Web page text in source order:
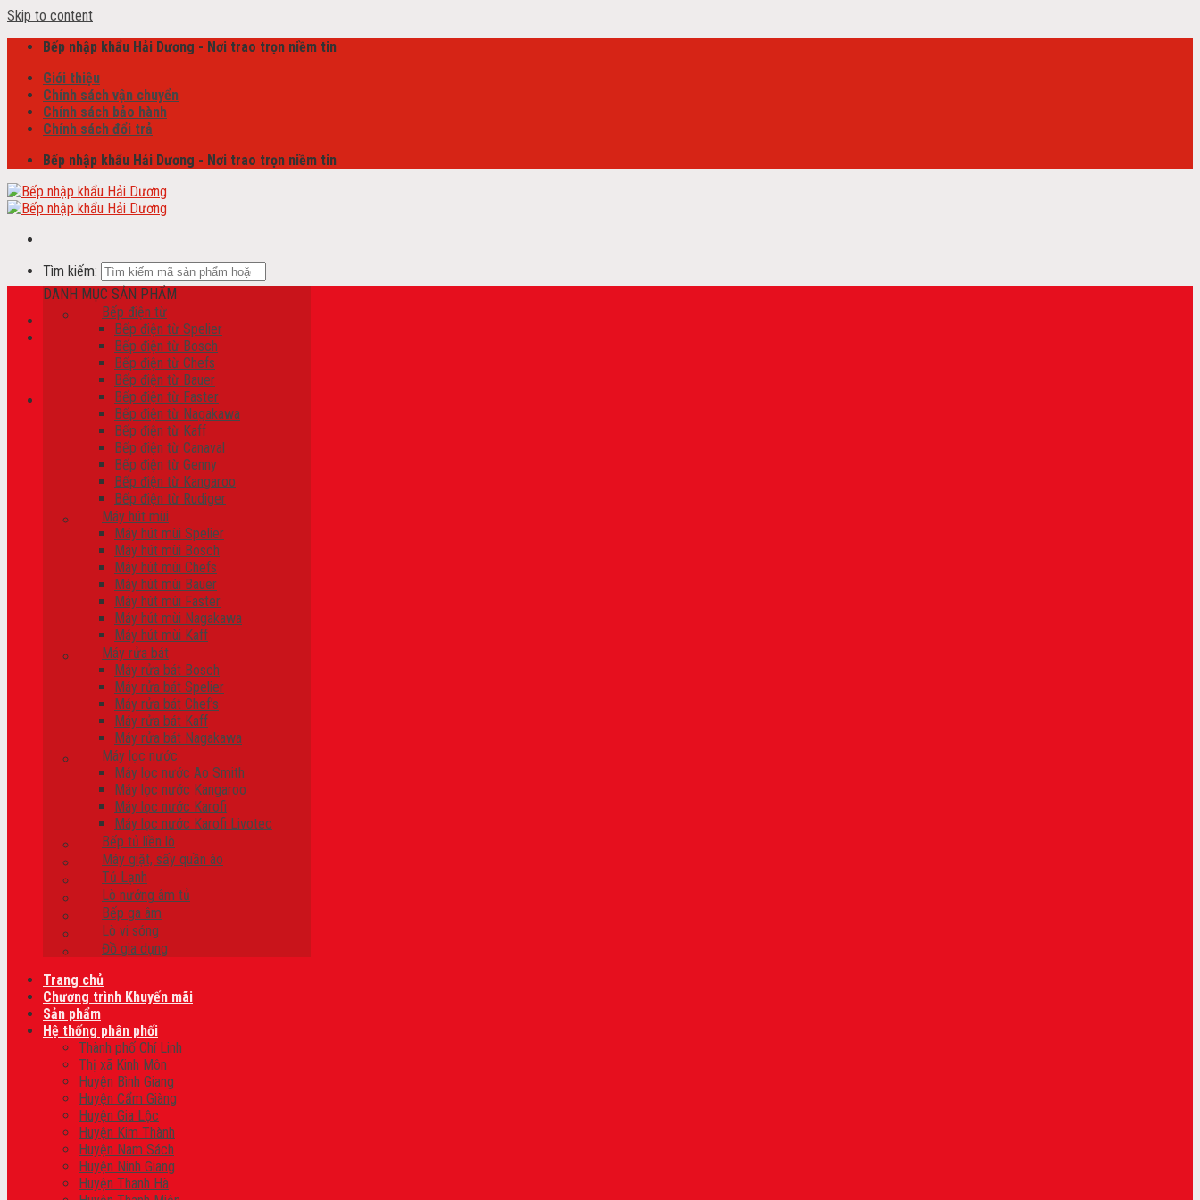
Skip to content
Bếp nhập khẩu Hải Dương - Nơi trao trọn niềm tin
Giới thiệu
Chính sách vận chuyển
Chính sách bảo hành
Chính sách đổi trả
Bếp nhập khẩu Hải Dương - Nơi trao trọn niềm tin
Tìm kiếm:
Giỏ hàng /0₫
Chưa có sản phẩm trong giỏ hàng.
Chưa có sản phẩm trong giỏ hàng.
DANH MỤC SẢN PHẨM
Bếp điện từ
Bếp điện từ Spelier
Bếp điện từ Bosch
Bếp điện từ Chefs
Bếp điện từ Bauer
Bếp điện từ Faster
Bếp điện từ Nagakawa
Bếp điện từ Kaff
Bếp điện từ Canaval
Bếp điện từ Genny
Bếp điện từ Kangaroo
Bếp điện từ Rudiger
Máy hút mùi
Máy hút mùi Spelier
Máy hút mùi Bosch
Máy hút mùi Chefs
Máy hút mùi Bauer
Máy hút mùi Faster
Máy hút mùi Nagakawa
Máy hút mùi Kaff
Máy rửa bát
Máy rửa bát Bosch
Máy rửa bát Spelier
Máy rửa bát Chef’s
Máy rửa bát Kaff
Máy rửa bát Nagakawa
Máy lọc nước
Máy lọc nước Ao Smith
Máy lọc nước Kangaroo
Máy lọc nước Karofi
Máy lọc nước Karofi Livotec
Bếp tủ liền lò
Máy giặt, sấy quần áo
Tủ Lạnh
Lò nướng âm tủ
Bếp ga âm
Lò vi sóng
Đồ gia dụng
Trang chủ
Chương trình Khuyến mãi
Sản phẩm
Hệ thống phân phối
Thành phố Chí Linh
Thị xã Kinh Môn
Huyện Bình Giang
Huyện Cẩm Giàng
Huyện Gia Lộc
Huyện Kim Thành
Huyện Nam Sách
Huyện Ninh Giang
Huyện Thanh Hà